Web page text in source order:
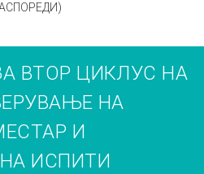
ВТОР ЦИКЛУС НА
НА
И
ИСПИТИ